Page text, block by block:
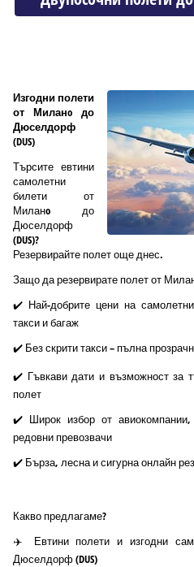
Изгодни полети
от Миланo до
Дюселдорф
(DUS)
Търсите евтини
самолетни
билети от
Миланo до
Дюселдорф
(DUS)?
Резервирайте полет още днес.
Защо да резервирате полет от
✔️ Най-добрите цени на
такси и багаж
✔️ Без скрити такси – пълна
✔️ Гъвкави дати и възможност за
полет
✔️ Широк избор от
редовни превозвачи
✔️ Бърза, лесна и сигурна онлайн
Какво предлагаме?
✈️ Евтини полети и изгодни
Дюселдорф (DUS)